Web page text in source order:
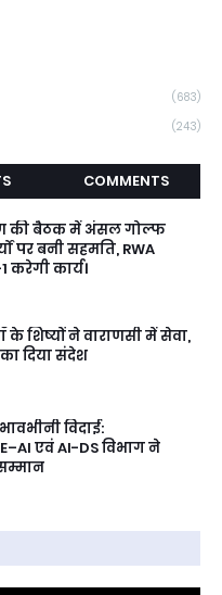
(683)
(243)
COMMENTS
की बैठक में अंसल गोल्फ
पर बनी सहमति, RWA
कार्य।
के शिष्यों ने वाराणसी में सेवा,
दिया संदेश
विदाई:
एवं AI-DS विभाग ने